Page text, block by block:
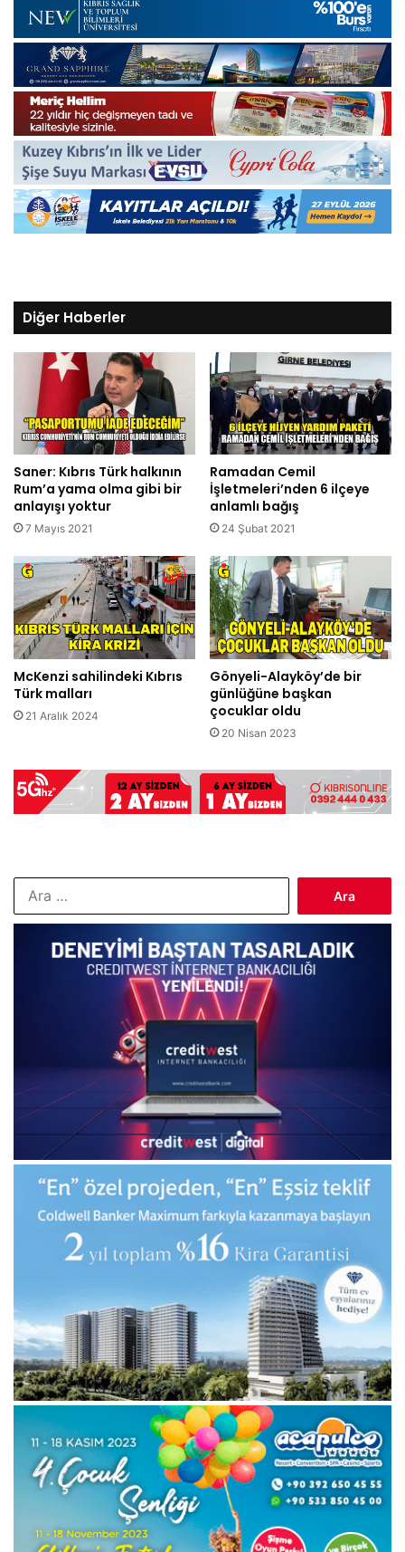
Diğer Haberler
Saner: Kıbrıs Türk halkının
Rum’a yama olma gibi bir
anlayışı yoktur
7 Mayıs 2021
Ramadan Cemil
İşletmeleri’nden 6 ilçeye
anlamlı bağış
24 Şubat 2021
McKenzi sahilindeki Kıbrıs
Türk malları
21 Aralık 2024
Gönyeli-Alayköy’de bir
günlüğüne başkan
çocuklar oldu
20 Nisan 2023